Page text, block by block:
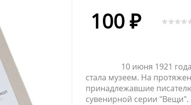
100 ₽
10 июня 1921 года
стала музеем. На
принадлежавшие
сувенирной серии "Вещи".